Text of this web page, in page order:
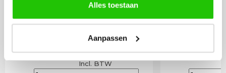
Alles toestaan
Aanpassen
19,95
Incl. BTW